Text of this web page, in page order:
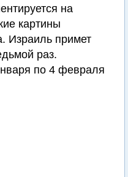
на
картины
Израиль примет
раз.
по 4 февраля